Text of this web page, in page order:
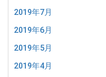
2019年7月
2019年6月
2019年5月
2019年4月